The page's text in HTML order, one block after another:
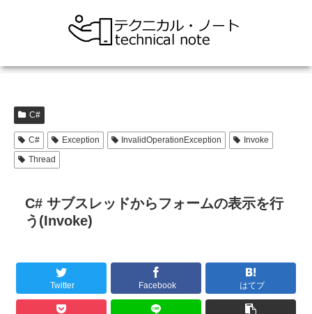
C#
C# Exception InvalidOperationException
Invoke
Thread
C# サブスレッドからフォームの表示を行
う(Invoke)
Twitter Facebook はてブ